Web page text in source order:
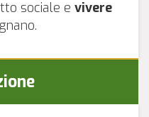
sociale e vivere